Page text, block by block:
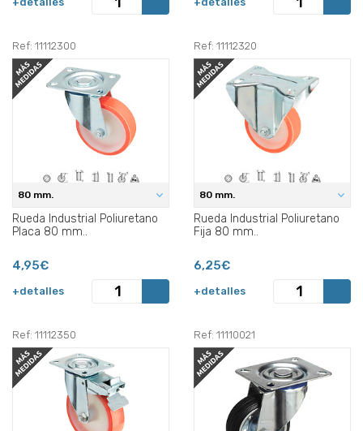
Ref: 11112300
80 mm.
Rueda Industrial Poliuretano
Placa 80 mm..
4,95€
+detalles
Ref: 11112320
80 mm.
Rueda Industrial Poliuretano
Fija 80 mm..
6,25€
+detalles
Ref: 11112350 Ref: 11110021